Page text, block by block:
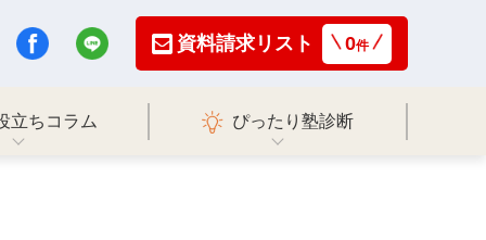
資料請求リスト 0件
立ちコラム ぴったり塾診断